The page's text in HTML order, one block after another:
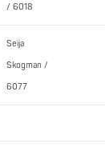
/ 6018
Seija
Skogman /
6077